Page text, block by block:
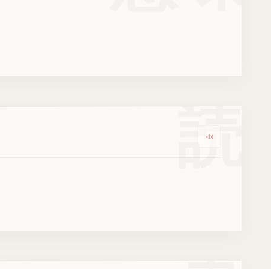
読Dengarkan